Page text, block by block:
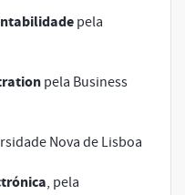
pela
pela Business
Nova de Lisboa
, pela